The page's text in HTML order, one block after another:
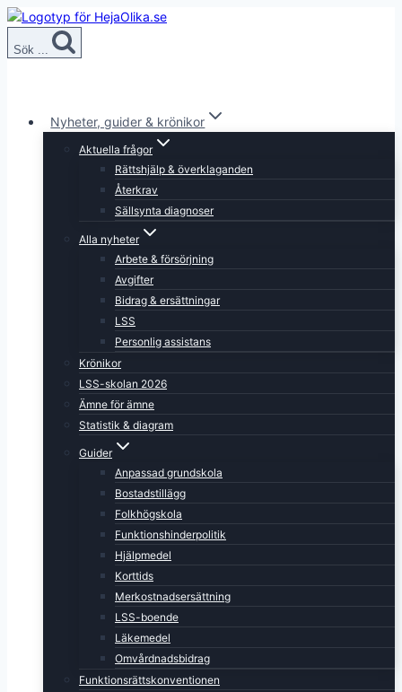
Skip
content
Sök ...
Nyheter, guider & krönikor
Aktuella frågor
Rättshjälp & överklaganden
Återkrav
Sällsynta diagnoser
Alla nyheter
Arbete & försörjning
Avgifter
Bidrag & ersättningar
LSS
Personlig assistans
Krönikor
LSS-skolan 2026
Ämne för ämne
Statistik & diagram
Guider
Anpassad grundskola
Bostadstillägg
Folkhögskola
Funktionshinderpolitik
Hjälpmedel
Korttids
Merkostnadsersättning
LSS-boende
Läkemedel
Omvårdnadsbidrag
Funktionsrättskonventionen